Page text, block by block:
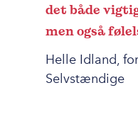
det både
men også
Helle Idland,
Selvstændige